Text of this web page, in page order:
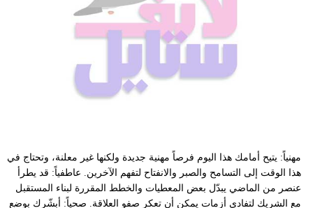
مهنياً: يتيح أمامك هذا اليوم فرصاً مهنية جديدة ولكنها غير معلنة، وتحتاج في
هذا الوقت إلى التسامح والصبر والانفتاح لتفهم الآخرين. عاطفياً: قد يطرأ
عنصر من الماضي يبدّل بعض المعطيات والخطط المقررة لبناء المستقبل
مع الشريك لتفادي أزمات يمكن أن تعكر صفو العلاقة. صحياً: أبشّرك بوضع